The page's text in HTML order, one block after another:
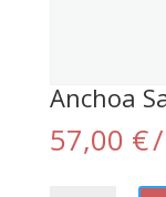
Anchoa
57,00 €